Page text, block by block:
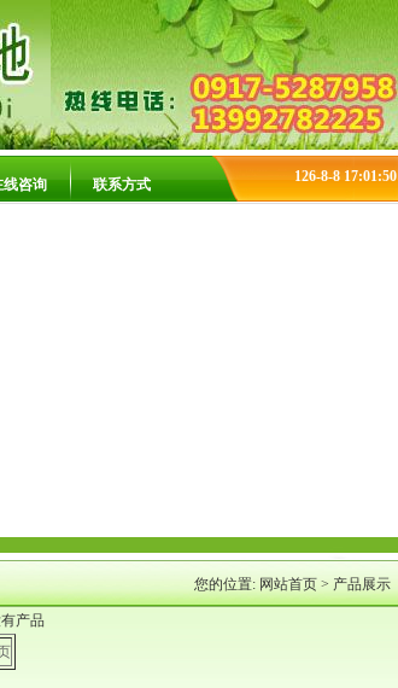
线咨询 联系方式 126-8-8 17:01:50
您的位置: 网站首页 > 产品展示
产品